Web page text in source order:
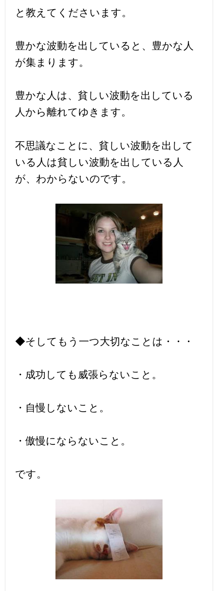
と教えてくださいます。
豊かな波動を出していると、豊かな人
が集まります。
豊かな人は、貧しい波動を出している
人から離れてゆきます。
不思議なことに、貧しい波動を出して
いる人は貧しい波動を出している人
が、わからないのです。
◆そしてもう一つ大切なことは・・・
・成功しても威張らないこと。
・自慢しないこと。
・傲慢にならないこと。
です。